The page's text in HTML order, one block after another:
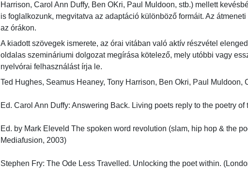
Harrison, Carol Ann Duffy, Ben OKri, Paul Muldoon, stb.) mellett
is foglalkozunk, megvitatva az adaptáció különböző formáit. Az
az órákon.
A kiadott szövegek ismerete, az órai vitában való aktív részvétel
oldalas szemináriumi dolgozat megírása kötelező, mely utóbbi vagy
nyelvórai felhasználást írja le.
Ted Hughes, Seamus Heaney, Tony Harrison, Ben Okri, Paul Muldoon,
Ed. Carol Ann Duffy: Answering Back. Living poets reply to the poetry
Ed. by Mark Eleveld The spoken word revolution (slam, hip hop & the
Mediafusion, 2003)
Stephen Fry: The Ode Less Travelled. Unlocking the poet within.